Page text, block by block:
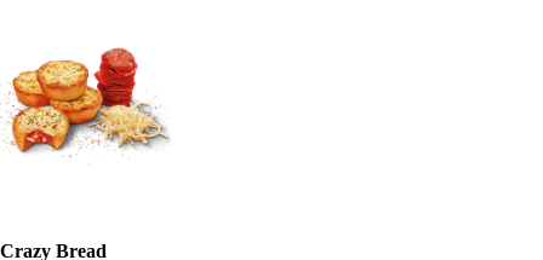
Crazy Bread